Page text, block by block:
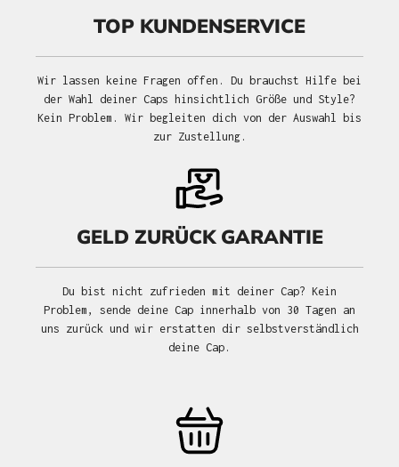
TOP KUNDENSERVICE
Wir lassen keine Fragen offen. Du brauchst Hilfe bei
der Wahl deiner Caps hinsichtlich Größe und Style?
Kein Problem. Wir begleiten dich von der Auswahl bis
zur Zustellung.
GELD ZURÜCK GARANTIE
Du bist nicht zufrieden mit deiner Cap? Kein
Problem, sende deine Cap innerhalb von 30 Tagen an
uns zurück und wir erstatten dir selbstverständlich
deine Cap.